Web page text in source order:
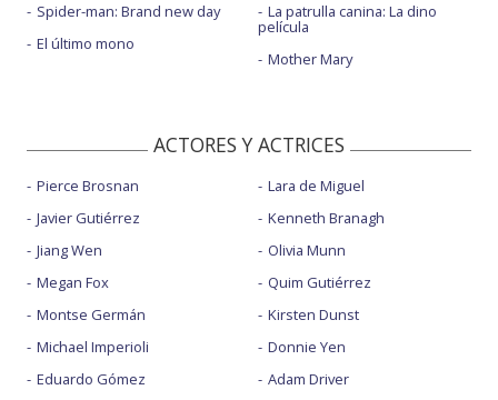
Spider-man: Brand new day
El último mono
La patrulla canina: La dino
película
Mother Mary
ACTORES Y ACTRICES
Pierce Brosnan
Javier Gutiérrez
Jiang Wen
Megan Fox
Montse Germán
Michael Imperioli
Eduardo Gómez
Lara de Miguel
Kenneth Branagh
Olivia Munn
Quim Gutiérrez
Kirsten Dunst
Donnie Yen
Adam Driver